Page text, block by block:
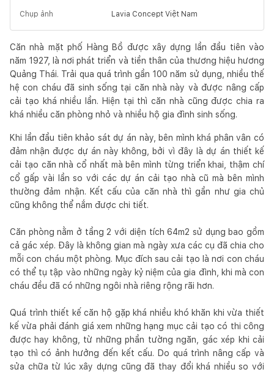
Chụp ảnh Lavia Concept Việt Nam
Căn nhà mặt phố Hàng Bồ được xây dựng lần đầu tiên vào
năm 1927, là nơi phát triển và tiền thân của thương hiệu hương
Quảng Thái. Trải qua quá trình gần 100 năm sử dụng, nhiều thế
hệ con cháu đã sinh sống tại căn nhà này và được nâng cấp
cải tạo khá nhiều lần. Hiện tại thì căn nhà cũng được chia ra
khá nhiều căn phòng nhỏ và nhiều hộ gia đình sinh sống.
Khi lần đầu tiên khảo sát dự án này, bên mình khá phân vân có
đảm nhận được dự án này không, bởi vì đây là dự án thiết kế
cải tạo căn nhà cổ nhất mà bên mình từng triển khai, thậm chí
cổ gấp vài lần so với các dự án cải tạo nhà cũ mà bên mình
thường đảm nhận. Kết cấu của căn nhà thì gần như gia chủ
cũng không thể nắm được chi tiết.
Căn phòng nằm ở tầng 2 với diện tích 64m2 sử dụng bao gồm
cả gác xép. Đây là không gian mà ngày xưa các cụ đã chia cho
mỗi con cháu một phòng. Mục đích sau cải tạo là nơi con cháu
có thể tụ tập vào những ngày kỷ niệm của gia đình, khi mà con
cháu đều đã có những ngôi nhà riêng rộng rãi hơn.
Quá trình thiết kế căn hộ gặp khá nhiều khó khăn khi vừa thiết
kế vừa phải đánh giá xem những hạng mục cải tạo có thi công
được hay không, từ những phần tường ngăn, gác xép khi cải
tạo thì có ảnh hưởng đến kết cấu. Do quá trình nâng cấp và
sửa chữa từ lúc xây dựng cũng đã thay đổi khá nhiều so với